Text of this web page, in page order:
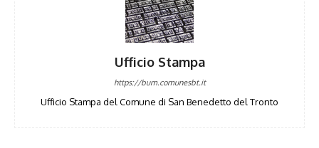
Ufficio Stampa
https://bum.comunesbt.it
Ufficio Stampa del Comune di San Benedetto del Tronto